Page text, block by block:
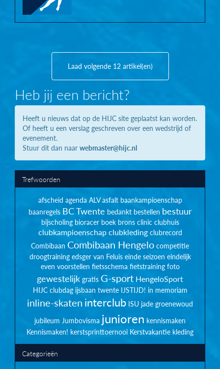
Laad volgende 12 artikel(en)
Heb jij een bericht?
Heeft u nieuws dat op de HIJC site geplaatst kan worden.
Of heeft u een verslag geschreven over een wedstrijd of
evenement.
Stuur dit dan naar webmaster@hijc.nl
Trefwoorden
afscheid agenda ALV asfalt baankampioenschap
baanregels BC Twente bedankt bestellen bestuur
bijscholing bioracer boek brons clinic clubhuis
clubkampioenschapclubkleding clubrecord
Combibaan Combibaan Hengelo competitie
droogtraining edsger van Feluis einde seizoen eindelijk
even voorstellen fietsschema fietstraining foto
gewestelijk gratis G-sport HengeloSport
HIJC clubdag ijsbaan twente IJSTIJD! in memoriam
inline-skaten interclub ISU jade groenewoud
jubileum Jumbovisma junioren kennismaken
Kennismaken! kerstsprinttoernooi Kerstvakantie kleding
Categorieën